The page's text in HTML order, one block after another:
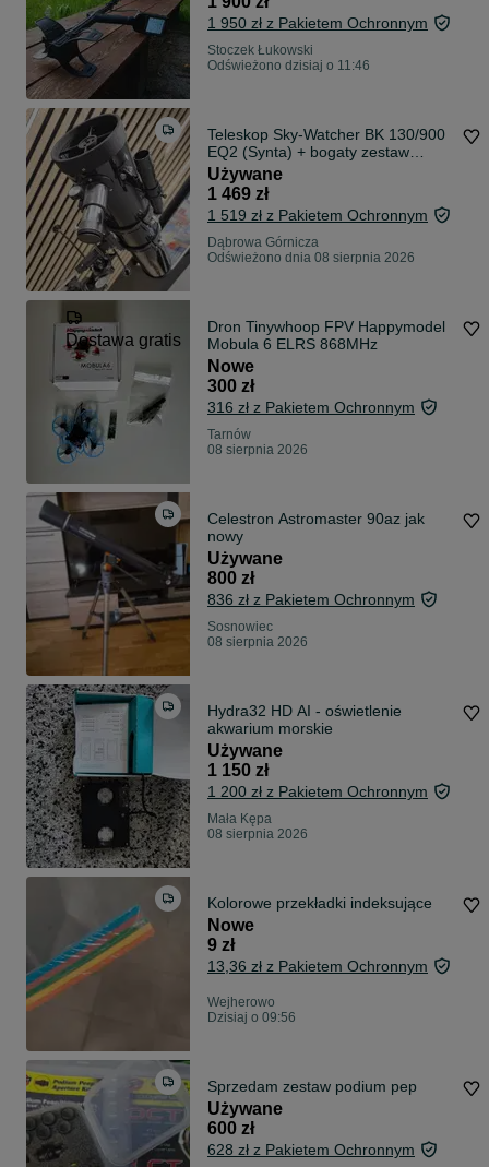
1 950 zł z Pakietem Ochronnym
Stoczek Łukowski
Odświeżono dzisiaj o 11:46
Teleskop Sky-Watcher BK 130/900
EQ2 (Synta) + bogaty zestaw
akcesoriów
Używane
1 469 zł
1 519 zł z Pakietem Ochronnym
Dąbrowa Górnicza
Odświeżono dnia 08 sierpnia 2026
Dostawa gratis
Dron Tinywhoop FPV Happymodel
Mobula 6 ELRS 868MHz
Nowe
300 zł
316 zł z Pakietem Ochronnym
Tarnów
08 sierpnia 2026
Celestron Astromaster 90az jak
nowy
Używane
800 zł
836 zł z Pakietem Ochronnym
Sosnowiec
08 sierpnia 2026
Hydra32 HD AI - oświetlenie
akwarium morskie
Używane
1 150 zł
1 200 zł z Pakietem Ochronnym
Mała Kępa
08 sierpnia 2026
Kolorowe przekładki indeksujące
Nowe
9 zł
13,36 zł z Pakietem Ochronnym
Wejherowo
Dzisiaj o 09:56
Sprzedam zestaw podium pep
Używane
600 zł
628 zł z Pakietem Ochronnym